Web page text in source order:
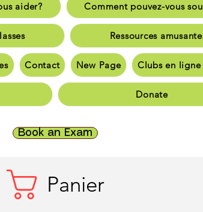
vous aider? Comment pouvez-vous
Classes
Communauté et
Communauté et soutien
Clubs en ligne TriCALA
aider? Comment pouvez-vous
Ressources
Contact New Page Clubs en ligne
Donate
Book an Exam
Panier